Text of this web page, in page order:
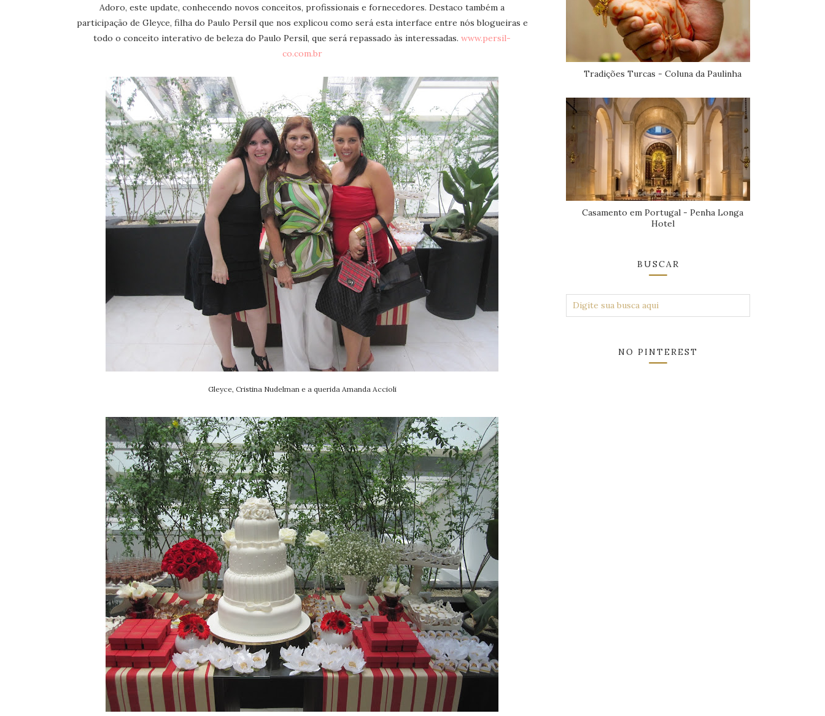
Adoro, este update, conhecendo novos conceitos, profissionais e fornecedores. Destaco também a
participação de Gleyce, filha do Paulo Persil que nos explicou como será esta interface entre nós blogueiras e
todo o conceito interativo de beleza do Paulo Persil, que será repassado às interessadas. www.persil-
co.com.br
Gleyce, Cristina Nudelman e a querida Amanda Accioli
Tradições Turcas - Coluna da Paulinha
Casamento em Portugal - Penha Longa
Hotel
BUSCAR
NO PINTEREST